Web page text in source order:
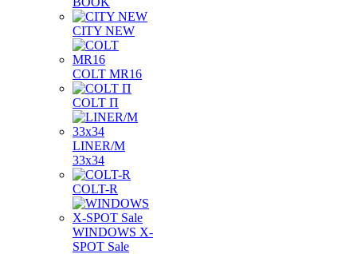
CITY NEW
COLT MR16
COLT П
LINER/М
33х34
COLT-R
WINDOWS X-
SPOT Sale